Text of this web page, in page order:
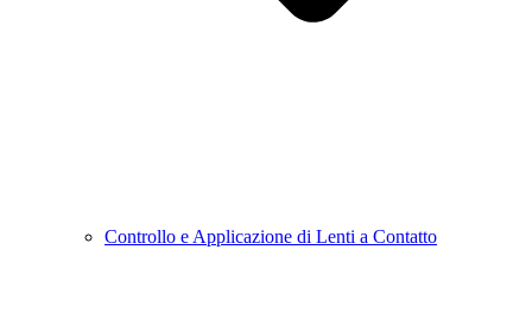
Controllo e Applicazione di Lenti a Contatto